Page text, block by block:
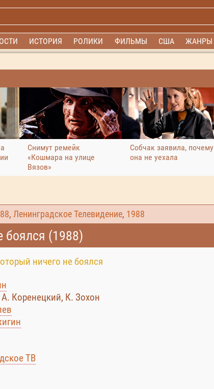
ИСТОРИЯ РОЛИКИ ФИЛЬМЫ США ЖАНРЫ
Снимут ремейк
«Кошмара на улице
Вязов»
Собчак заявила, почему
она не уехала
, Ленинградское Телевидение, 1988
боялся (1988)
ничего не боялся
А. Коренецкий, К. Зохон
ТВ